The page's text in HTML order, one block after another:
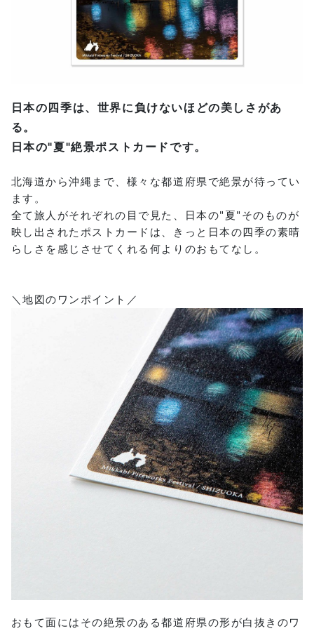
日本の四季は、世界に負けないほどの美しさがあ
る。
日本の"夏"絶景ポストカードです。
北海道から沖縄まで、様々な都道府県で絶景が待ってい
ます。
全て旅人がそれぞれの目で見た、日本の"夏"そのものが
映し出されたポストカードは、きっと日本の四季の素晴
らしさを感じさせてくれる何よりのおもてなし。
＼地図のワンポイント／
おもて面にはその絶景のある都道府県の形が白抜きのワ